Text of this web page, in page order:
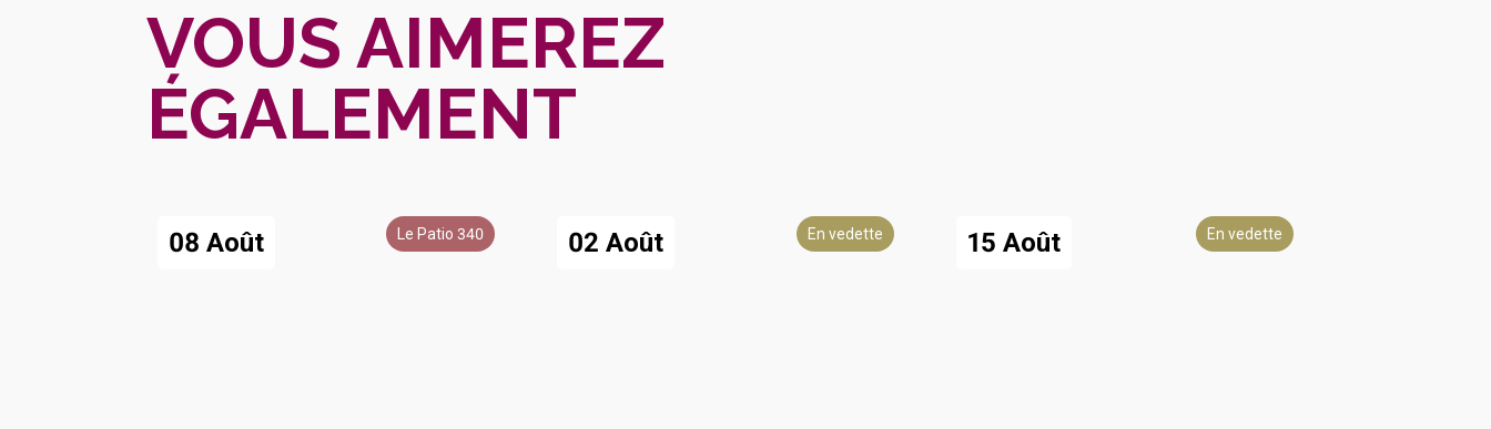
VOUS AIMEREZ
ÉGALEMENT
08 Août Le Patio 340 02 Août En vedette 15 Août En vedette